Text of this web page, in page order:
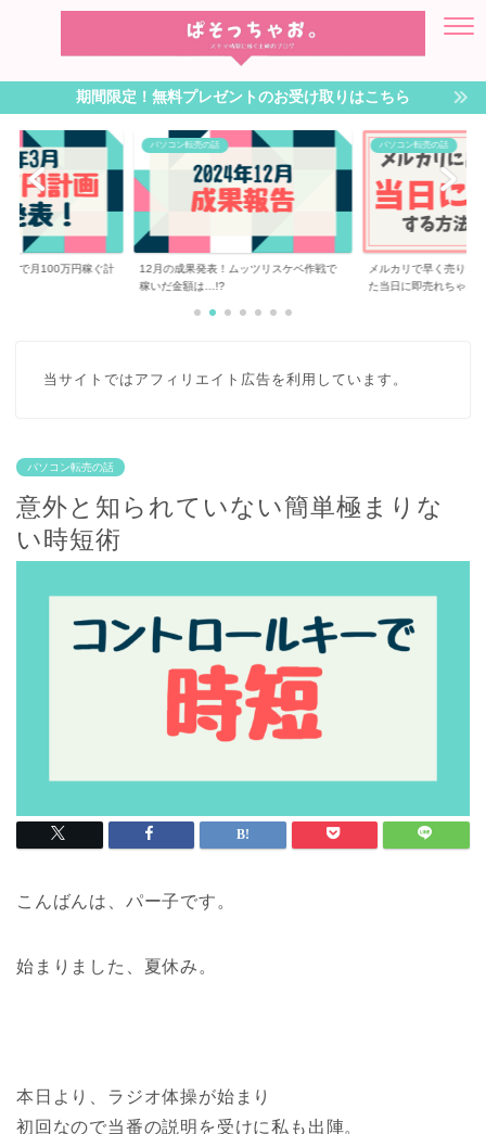
期間限定！無料プレゼントのお受け取りはこちら
売で月100万円稼ぐ計
パソコン転売の話
12月の成果発表！ムッツリスケベ作戦で
稼いだ金額は…!?
パソコン転売の話
メルカリで早く売りた
た当日に即売れちゃ...
当サイトではアフィリエイト広告を利用しています。
パソコン転売の話
意外と知られていない簡単極まりな
い時短術
こんばんは、パー子です。
始まりました、夏休み。
本日より、ラジオ体操が始まり
初回なので当番の説明を受けに私も出陣。